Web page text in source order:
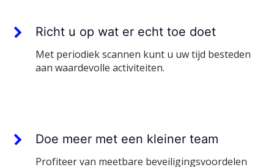
Richt u op wat er echt toe doet
Met periodiek scannen kunt u uw tijd besteden
aan waardevolle activiteiten.
Doe meer met een kleiner team
Profiteer van meetbare beveiligingsvoordelen